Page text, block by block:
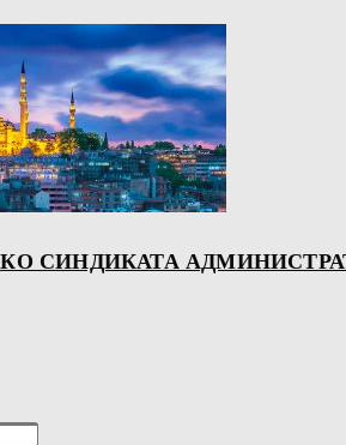
СИНДИКАТА